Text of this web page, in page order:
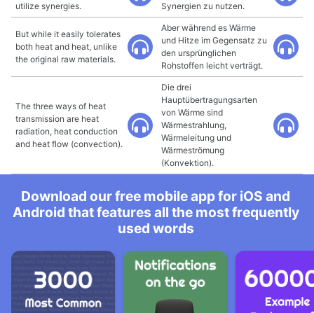
utilize synergies.
Synergien zu nutzen.
But while it easily tolerates
both heat and heat, unlike
the original raw materials.
Aber während es Wärme
und Hitze im Gegensatz zu
den ursprünglichen
Rohstoffen leicht verträgt.
The three ways of heat
transmission are heat
radiation, heat conduction
and heat flow (convection).
Die drei
Hauptübertragungsarten
von Wärme sind
Wärmestrahlung,
Wärmeleitung und
Wärmeströmung
(Konvektion).
Download our free mobile app for iOS and
Android that features all the most frequently
used words